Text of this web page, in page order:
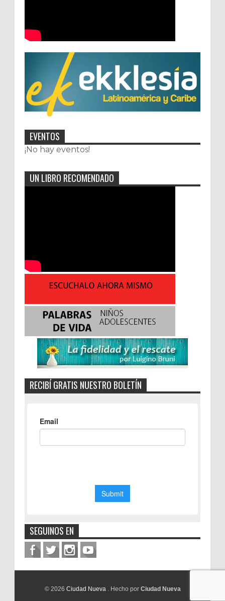
EVENTOS
¡No hay eventos!
UN LIBRO RECOMENDADO
RECIBÍ GRATIS NUESTRO BOLETÍN
SEGUINOS EN
© 2026 Ciudad Nueva . Hecho por Ciudad Nueva